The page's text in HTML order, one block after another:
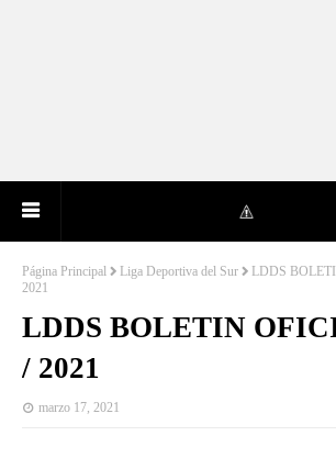
Página Principal Liga Deportiva del Sur
LDDS
2021
LDDS BOLETIN
/ 2021
marzo 17, 2021